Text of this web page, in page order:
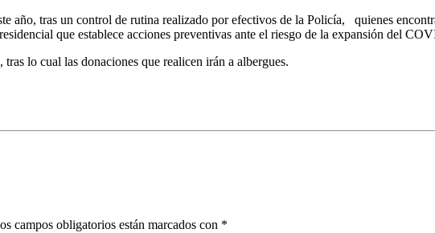
año, tras un control de rutina realizado por efectivos de la Policía, quienes
que establece acciones preventivas ante el riesgo de la expansión del
lo cual las donaciones que realicen irán a albergues.
campos obligatorios están marcados con *